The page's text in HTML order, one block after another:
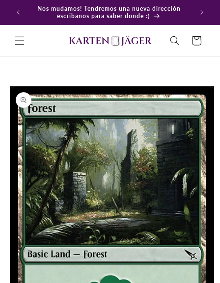
directamenteNos mudamos! Tendremos una nueva dirección
escribanos para saber donde :)
Carrito
directamente
a la
información
del producto